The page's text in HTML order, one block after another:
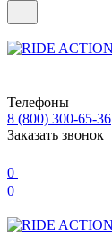
Телефоны
8 (800) 300-65-36
Заказать звонок
0
0